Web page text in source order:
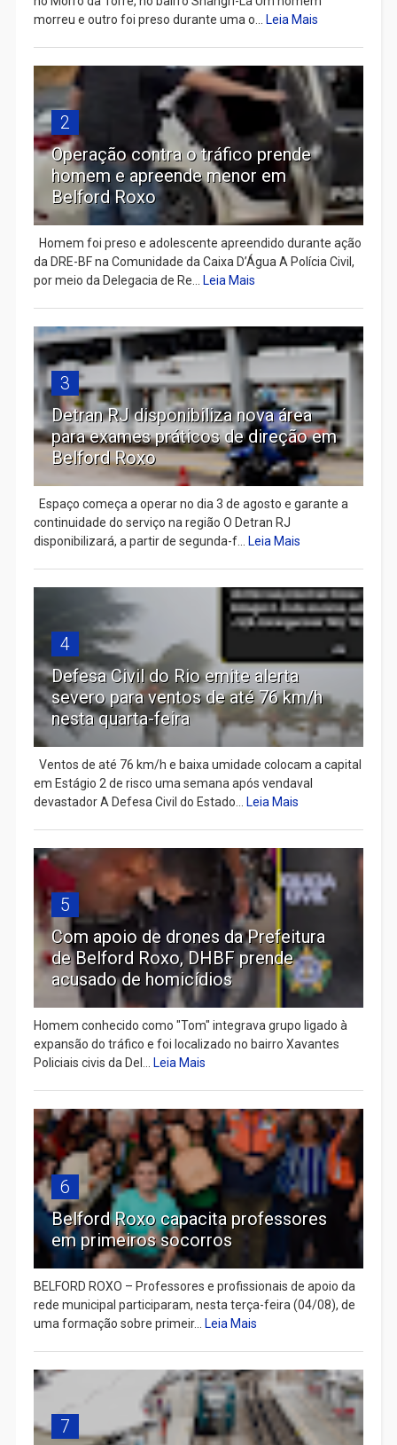
morreu e outro foi preso durante uma o... Leia Mais
2
Operação contra o tráfico prende
homem e apreende menor em
Belford Roxo
Homem foi preso e adolescente apreendido durante ação
da DRE-BF na Comunidade da Caixa D’Água A Polícia Civil,
por meio da Delegacia de Re... Leia Mais
3
Detran RJ disponibiliza nova área
para exames práticos de direção em
Belford Roxo
Espaço começa a operar no dia 3 de agosto e garante a
continuidade do serviço na região O Detran RJ
disponibilizará, a partir de segunda-f... Leia Mais
4
Defesa Civil do Rio emite alerta
severo para ventos de até 76 km/h
nesta quarta-feira
Ventos de até 76 km/h e baixa umidade colocam a capital
em Estágio 2 de risco uma semana após vendaval
devastador A Defesa Civil do Estado... Leia Mais
5
Com apoio de drones da Prefeitura
de Belford Roxo, DHBF prende
acusado de homicídios
Homem conhecido como "Tom" integrava grupo ligado à
expansão do tráfico e foi localizado no bairro Xavantes
Policiais civis da Del... Leia Mais
6
Belford Roxo capacita professores
em primeiros socorros
BELFORD ROXO – Professores e profissionais de apoio da
rede municipal participaram, nesta terça-feira (04/08), de
uma formação sobre primeir... Leia Mais
7